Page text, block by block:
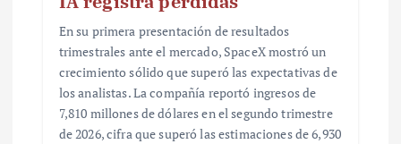
En su primera presentación de resultados
trimestrales ante el mercado, SpaceX mostró un
crecimiento sólido que superó las expectativas de
los analistas. La compañía reportó ingresos de
7,810 millones de dólares en el segundo trimestre
de 2026, cifra que superó las estimaciones de 6,930